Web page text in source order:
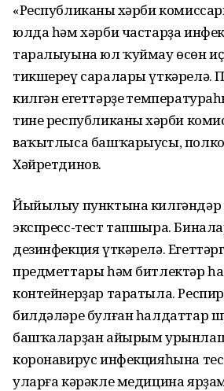
«Республиканың хәрби
юлда һәм хәрби частарҙа
таралыуына юл ҡуймау өсөн
тикшереү саралары үткәрелә.
килгән егеттәрҙең
тине республиканың хәрби
ваҡытлыса башҡарыусы,
Хәйретдинов.
Йыйылыу пунктына килгәндәр
экспресс-тест тапшыра.
дезинфекция үткәрелә.
предметтары һәм битлектәр
контейнерҙар таратыла.
билдәләре булған һалдаттар
башҡаларҙан айырым
коронавирус инфекцияһына
уларға кәрәкле медицина